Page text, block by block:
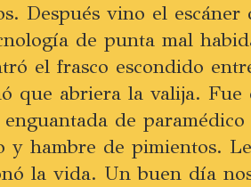
Después vino el
de punta mal
el frasco escondido
que abriera la valija.
enguantada de
y hambre de pimientos.
la vida. Un buen día